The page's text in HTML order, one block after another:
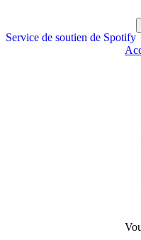
Service de soutien de Spotify